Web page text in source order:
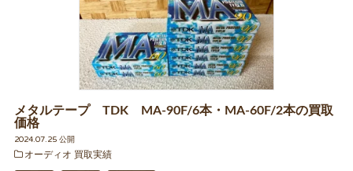
メタルテープ TDK MA-90F/6本・MA-60F/2本の買取
価格
2024.07.25 公開
オーディオ 買取実績